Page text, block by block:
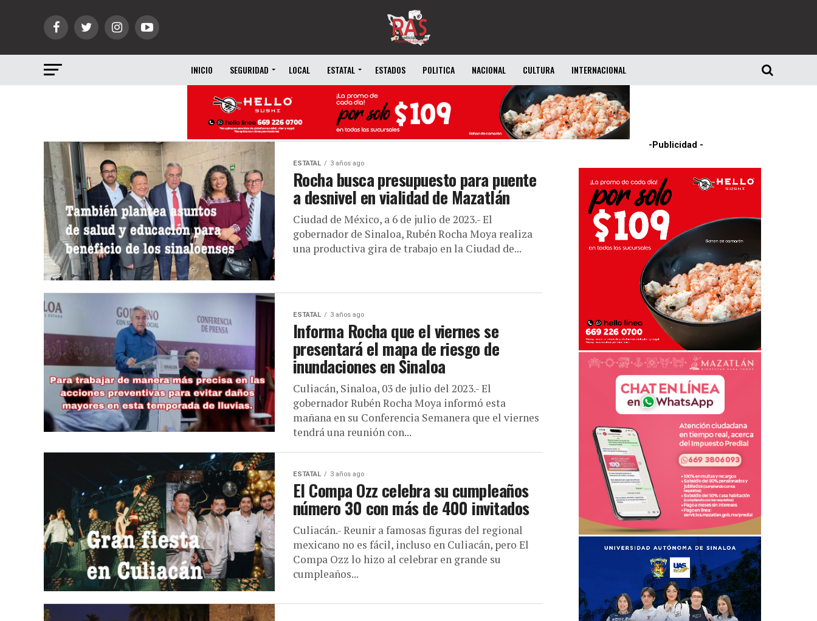
INICIO SEGURIDAD LOCAL ESTATAL ESTADOS POLITICA NACIONAL CULTURA INTERNACIONAL
ESTATAL 3 años ago
Rocha busca presupuesto para puente
a desnivel en vialidad de Mazatlán
Ciudad de México, a 6 de julio de 2023.- El
gobernador de Sinaloa, Rubén Rocha Moya realiza
una productiva gira de trabajo en la Ciudad de...
ESTATAL 3 años ago
Informa Rocha que el viernes se
presentará el mapa de riesgo de
inundaciones en Sinaloa
Culiacán, Sinaloa, 03 de julio del 2023.- El
gobernador Rubén Rocha Moya informó esta
mañana en su Conferencia Semanera que el viernes
tendrá una reunión con...
ESTATAL 3 años ago
El Compa Ozz celebra su cumpleaños
número 30 con más de 400 invitados
Culiacán.- Reunir a famosas figuras del regional
mexicano no es fácil, incluso en Culiacán, pero El
Compa Ozz lo hizo al celebrar en grande su
cumpleaños...
-Publicidad -